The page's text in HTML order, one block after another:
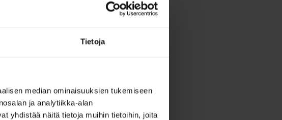
Tietoja
median ominaisuuksien tukemiseen
ja analytiikka-alan
yhdistää näitä tietoja muihin tietoihin, joita